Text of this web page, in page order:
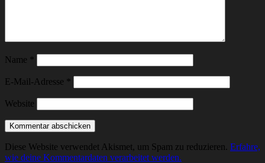
Name *
E-Mail-Adresse *
Website
Diese Website verwendet Akismet, um Spam zu reduzieren. Erfahre,
wie deine Kommentardaten verarbeitet werden.